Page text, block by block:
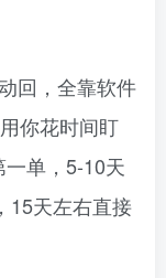
回，全靠软件
你花时间盯
单，5-10天
15天左右直接